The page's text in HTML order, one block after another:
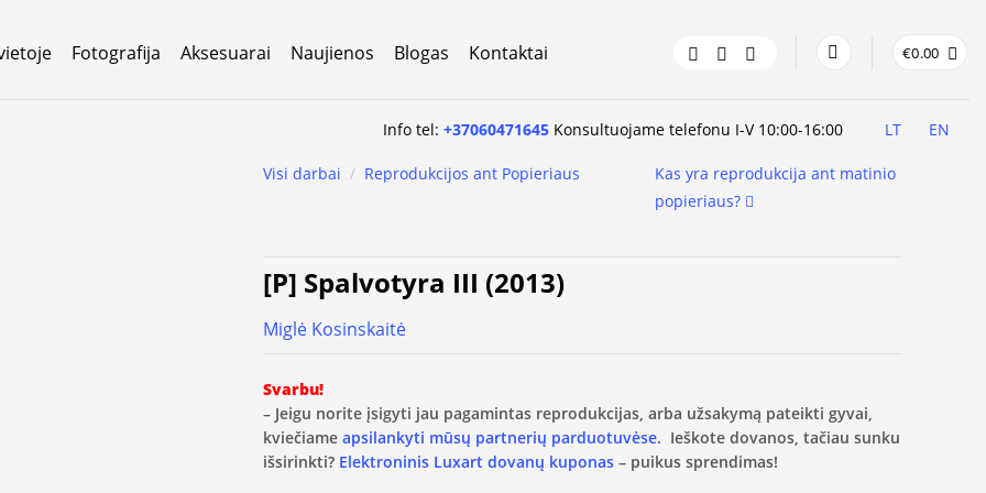
Fotografija Aksesuarai Naujienos Blogas Kontaktai €0.00
Info tel:+37060471645 Konsultuojame telefonu I-V 10:00-16:00 LT EN
Visi darbai / Reprodukcijos ant Popieriaus
Kas yra reprodukcija ant matinio
popieriaus?
[P] Spalvotyra III (2013)
Miglė Kosinskaitė
Svarbu!
– Jeigu norite įsigyti jau pagamintas reprodukcijas, arba užsakymą pateikti gyvai,
kviečiame apsilankyti mūsų partnerių parduotuvėse. Ieškote dovanos, tačiau sunku
išsirinkti? Elektroninis Luxart dovanų kuponas – puikus sprendimas!